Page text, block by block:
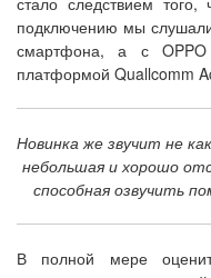
подключению мы
смартфона, а с
платформой Quallcomm
Новинка же звучит не
небольшая и хорошо
способная озвучить
В полной мере